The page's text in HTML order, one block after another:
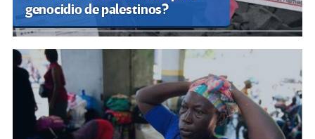
genocidio de palestinos?